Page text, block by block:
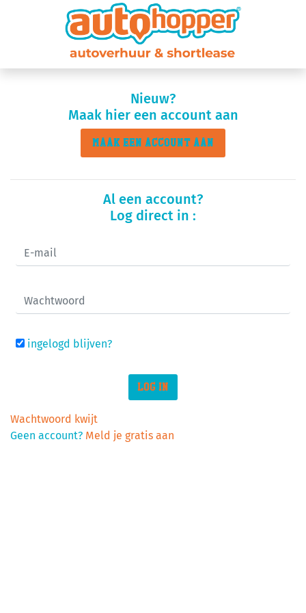
Nieuw?
Maak hier een account aan
MAAK EEN ACCOUNT AAN
Al een account?
Log direct in :
ingelogd blijven?
LOG IN
Wachtwoord kwijt
Geen account? Meld je gratis aan